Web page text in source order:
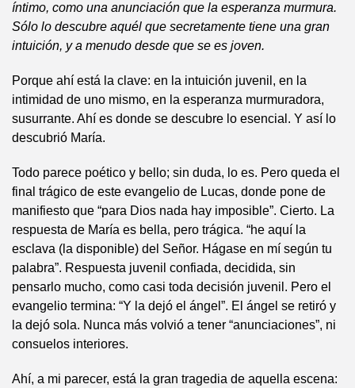
íntimo, como una anunciación que la esperanza murmura.
Sólo lo descubre aquél que secretamente tiene una gran
intuición, y a menudo desde que se es joven.
Porque ahí está la clave: en la intuición juvenil, en la
intimidad de uno mismo, en la esperanza murmuradora,
susurrante. Ahí es donde se descubre lo esencial. Y así lo
descubrió María.
Todo parece poético y bello; sin duda, lo es. Pero queda el
final trágico de este evangelio de Lucas, donde pone de
manifiesto que “para Dios nada hay imposible”. Cierto. La
respuesta de María es bella, pero trágica. “he aquí la
esclava (la disponible) del Señor. Hágase en mí según tu
palabra”. Respuesta juvenil confiada, decidida, sin
pensarlo mucho, como casi toda decisión juvenil. Pero el
evangelio termina: “Y la dejó el ángel”. El ángel se retiró y
la dejó sola. Nunca más volvió a tener “anunciaciones”, ni
consuelos interiores.
Ahí, a mi parecer, está la gran tragedia de aquella escena: